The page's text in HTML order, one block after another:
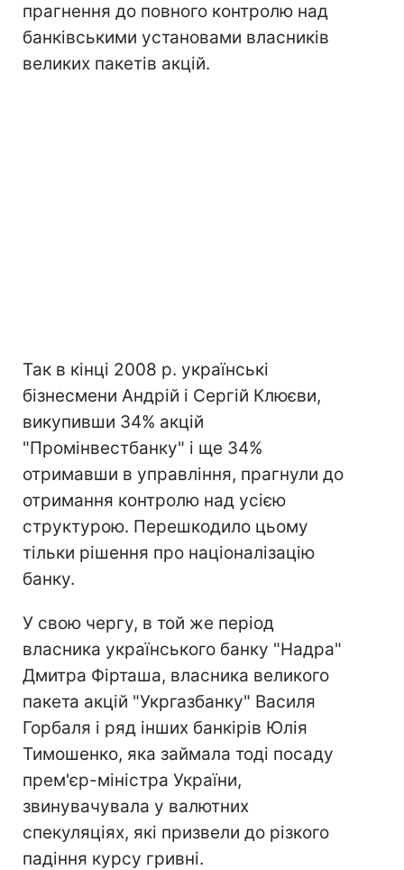
прагнення до повного контролю над
банківськими установами власників
великих пакетів акцій.
Так в кінці 2008 р. українські
бізнесмени Андрій і Сергій Клюєви,
викупивши 34% акцій
"Промінвестбанку" і ще 34%
отримавши в управління, прагнули до
отримання контролю над усією
структурою. Перешкодило цьому
тільки рішення про націоналізацію
банку.
У свою чергу, в той же період
власника українського банку "Надра"
Дмитра Фірташа, власника великого
пакета акцій "Укргазбанку" Василя
Горбаля і ряд інших банкірів Юлія
Тимошенко, яка займала тоді посаду
прем'єр-міністра України,
звинувачувала у валютних
спекуляціях, які призвели до різкого
падіння курсу гривні.